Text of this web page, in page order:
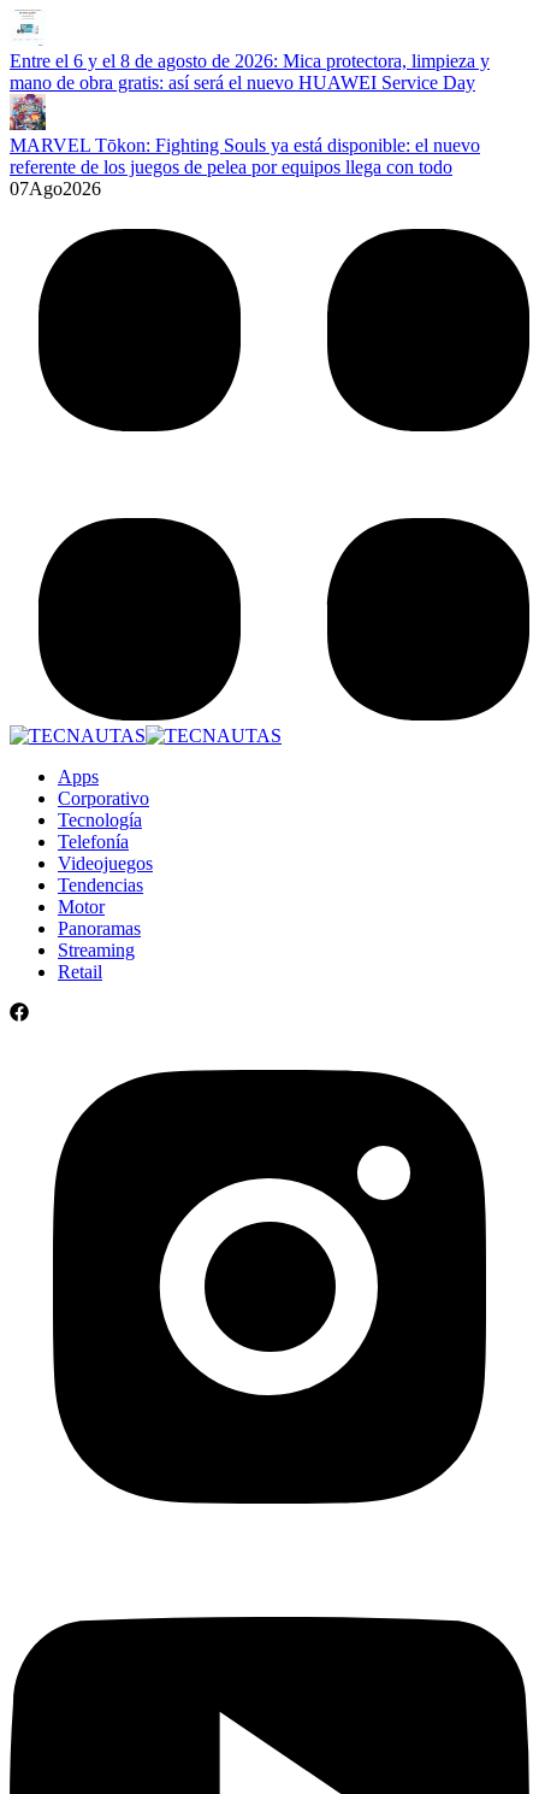
Entre el 6 y el 8 de agosto de 2026: Mica protectora, limpieza y
mano de obra gratis: así será el nuevo HUAWEI Service Day
MARVEL Tōkon: Fighting Souls ya está disponible: el nuevo
referente de los juegos de pelea por equipos llega con todo
07Ago2026
Apps
Corporativo
Tecnología
Telefonía
Videojuegos
Tendencias
Motor
Panoramas
Streaming
Retail